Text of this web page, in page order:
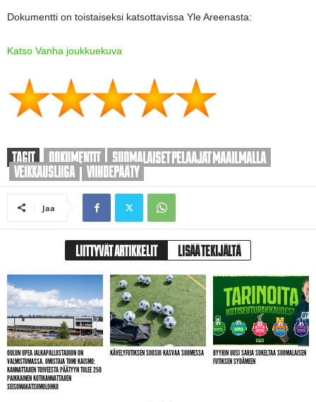
Dokumentti on toistaiseksi katsottavissa Yle Areenasta:
Katso Vanha joukkuekuva
TAGIT DOKUMENTIT
SUOMALAISET PELAAJAT MAAILMALLA
VEIKKAUSLIIGA
VIIHDEPÄÄTY
Jaa
LIITTYVÄT ARTIKKELIT LISÄÄ TEKIJÄLTÄ
OULUN UPEA JALKAPALLOSTADION ON
VALMISTUMASSA. OMISTAJA TOMI KAISMO:
KANNATTAJIEN TOIVEESTA PÄÄTYYN TULEE 250
PAIKKAINEN KOTIKANNATTAJIEN
SEISOMAKATSOMOLOHKO
KÄVELYFUTIKSEN SUOSIO KASVAA SUOMESSA
BYYRIN UUSI SARJA SUKELTAA SUOMALAISEN
FUTIKSEN SYDÄMEEN